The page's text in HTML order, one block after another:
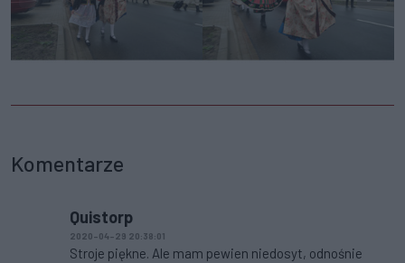
Komentarze
Quistorp
2020-04-29 20:38:01
Stroje piękne. Ale mam pewien niedosyt, odnośnie